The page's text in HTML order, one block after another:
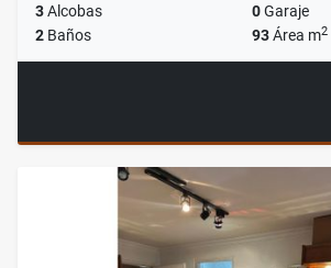
3Alcobas 0Garaje
2 Baños 93Área m2